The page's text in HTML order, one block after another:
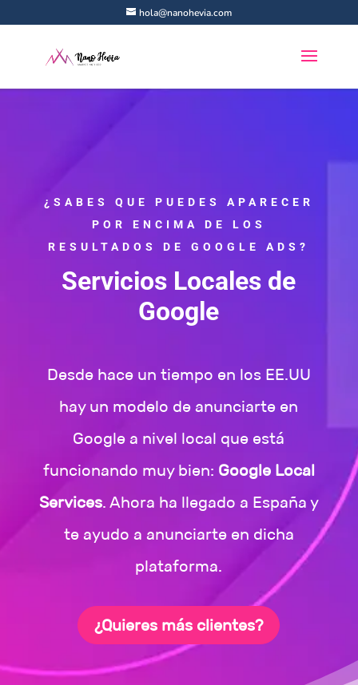
hola@nanohevia.com
¿SABES QUE PUEDES APARECER
POR ENCIMA DE LOS
RESULTADOS DE GOOGLE ADS?
Servicios Locales de
Google
Desde hace un tiempo en los EE.UU
hay un modelo de anunciarte en
Google a nivel local que está
funcionando muy bien: Google Local
Services. Ahora ha llegado a España y
te ayudo a anunciarte en dicha
plataforma.
¿Quieres más clientes?